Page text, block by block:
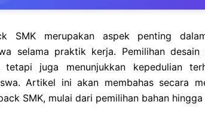
SMK merupakan aspek penting
selama praktik kerja. Pemilihan
tetapi juga menunjukkan kepedulian
Artikel ini akan membahas secara
SMK, mulai dari pemilihan bahan